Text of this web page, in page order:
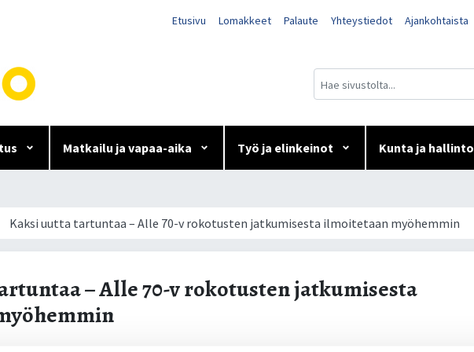
Etusivu Lomakkeet Palaute Yhteystiedot Ajankohtaista
Matkailu ja vapaa-aika Työ ja elinkeinot Kunta ja hallinto
70-v rokotusten jatkumisesta
Kaksi uutta tartuntaa – Alle 70-v rokotusten jatkumisesta ilmoitetaan myöhemmin
– Alle 70-v rokotusten jatkumisesta